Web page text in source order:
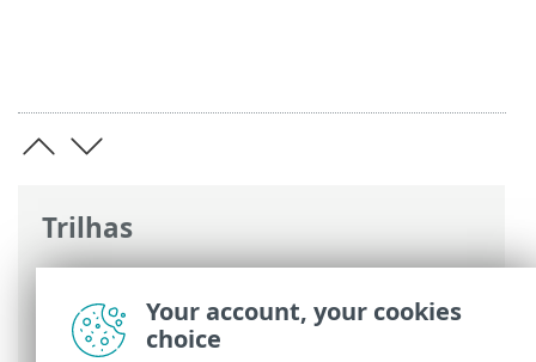
Trilhas
Ajuda on-line ESET>ESET PROTECT On-
Prem>FAQ> Ativar/desativar o ping na
máquina virtual ESET PROTECT
Your account, your cookies
choice